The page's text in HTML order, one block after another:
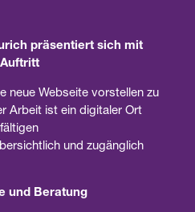
präsentiert sich mit
neue Webseite vorstellen zu
Arbeit ist ein digitaler Ort
und zugänglich
und Beratung